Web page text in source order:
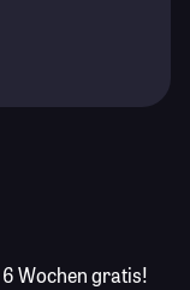
6 Wochen gratis!